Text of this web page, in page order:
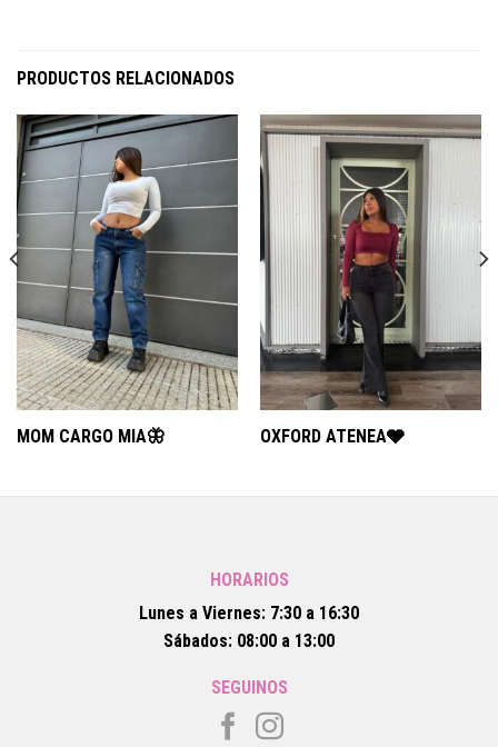
PRODUCTOS RELACIONADOS
MOM CARGO MIA🦋 OXFORD ATENEA🩶
HORARIOS
Lunes a Viernes: 7:30 a 16:30
Sábados: 08:00 a 13:00
SEGUINOS